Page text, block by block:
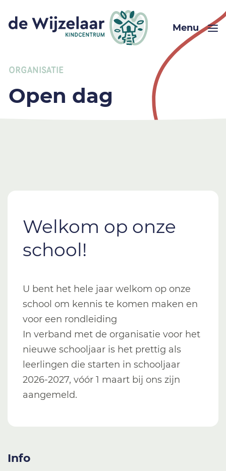
Menu
ORGANISATIE
Open dag
Welkom op onze
school!
U bent het hele jaar welkom op onze
school om kennis te komen maken en
voor een rondleiding
In verband met de organisatie voor het
nieuwe schooljaar is het prettig als
leerlingen die starten in schooljaar
2026-2027, vóór 1 maart bij ons zijn
aangemeld.
Info